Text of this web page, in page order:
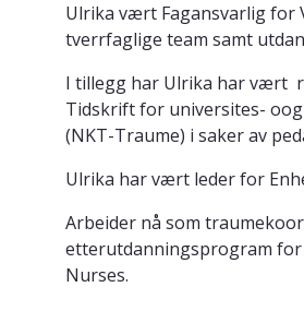
Ulrika vært Fagansvarlig for
tverrfaglige team samt
I tillegg har Ulrika har vært
Tidskrift for universites-
(NKT-Traume) i saker av
Ulrika har vært leder for
Arbeider nå som
etterutdanningsprogram for
Nurses.